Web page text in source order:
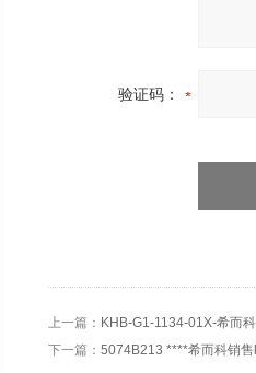
验证码：
上一篇： KHB-G1-1134-01X-希而
下一篇： 5074B213 ****希而科销